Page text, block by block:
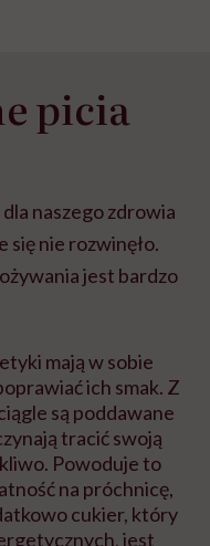
picia
naszego zdrowia
nie rozwinęło.
jest bardzo
mają w sobie
ich smak. Z
są poddawane
tracić swoją
Powoduje to
na próchnicę,
cukier, który
jest